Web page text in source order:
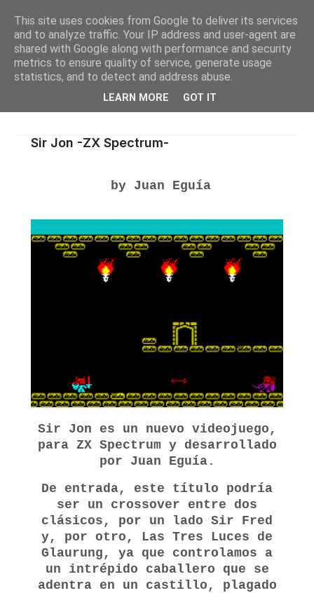
Sir Jon -ZX Spectrum-
by Juan Eguía
Sir Jon es un nuevo videojuego,
para ZX Spectrum y desarrollado
por Juan Eguía.
De entrada, este título podría
ser un crossover entre dos
clásicos, por un lado Sir Fred
y, por otro, Las Tres Luces de
Glaurung, ya que controlamos a
un intrépido caballero que se
adentra en un castillo, plagado
This site uses cookies from Google to deliver its services
and to analyze traffic. Your IP address and user-agent are
shared with Google along with performance and security
metrics to ensure quality of service, generate usage
statistics, and to detect and address abuse.
LEARN MORE GOT IT